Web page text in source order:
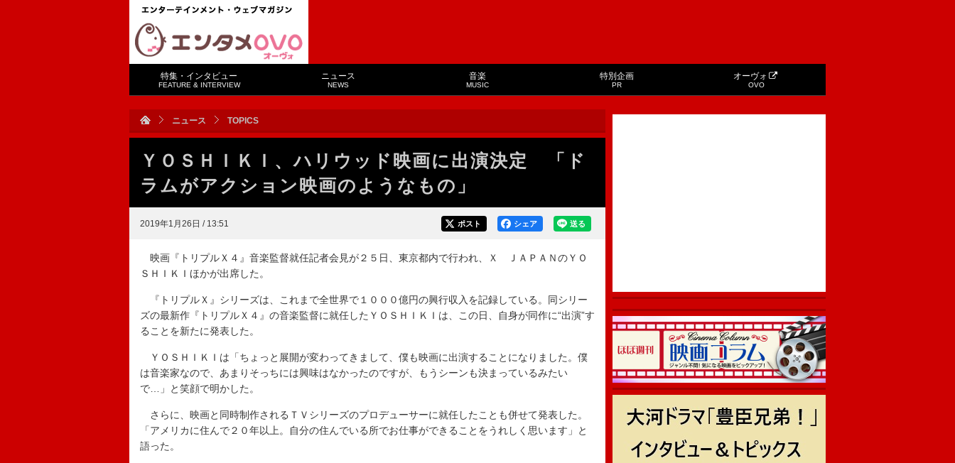
特集・インタビュー
FEATURE & INTERVIEW
ニュース
NEWS
音楽
MUSIC
特別企画
PR
オーヴォ
OVO
ニュース TOPICS
ＹＯＳＨＩＫＩ、ハリウッド映画に出演決定 「ド
ラムがアクション映画のようなもの」
2019年1月26日 / 13:51 送る
シェア
ポスト
映画『トリプルＸ４』音楽監督就任記者会見が２５日、東京都内で行われ、Ｘ ＪＡＰＡＮのＹＯ
ＳＨＩＫＩほかが出席した。
『トリプルＸ』シリーズは、これまで全世界で１０００億円の興行収入を記録している。同シリー
ズの最新作『トリプルＸ４』の音楽監督に就任したＹＯＳＨＩＫＩは、この日、自身が同作に“出演”す
ることを新たに発表した。
ＹＯＳＨＩＫＩは「ちょっと展開が変わってきまして、僕も映画に出演することになりました。僕
は音楽家なので、あまりそっちには興味はなかったのですが、もうシーンも決まっているみたい
で…」と笑顔で明かした。
さらに、映画と同時制作されるＴＶシリーズのプロデューサーに就任したことも併せて発表した。
「アメリカに住んで２０年以上。自分の住んでいる所でお仕事ができることをうれしく思います」と
語った。